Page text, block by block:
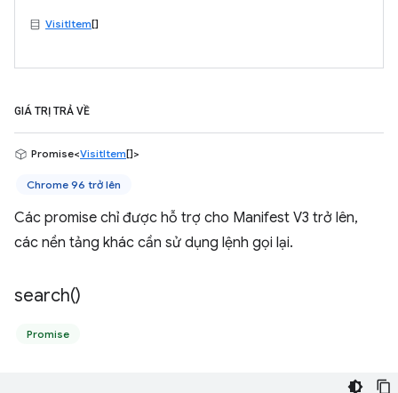
VisitItem[]
GIÁ TRỊ TRẢ VỀ
Promise<VisitItem[]>
Chrome 96 trở lên
Các promise chỉ được hỗ trợ cho Manifest V3 trở lên,
các nền tảng khác cần sử dụng lệnh gọi lại.
search()
Promise